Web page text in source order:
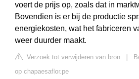
voert de prijs op, zoals dat in
Bovendien is er bij de productie
energiekosten, wat het fabriceren
weer duurder maakt.
Verzoek tot verwijderen van bron
op chapaesaflor.pe